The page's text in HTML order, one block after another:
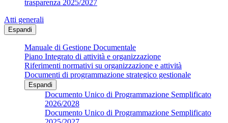
trasparenza 2025/2027
Atti generali
Espandi
Manuale di Gestione Documentale
Piano Integrato di attività e organizzazione
Riferimenti normativi su organizzazione e attività
Documenti di programmazione strategico gestionale
Espandi
Documento Unico di Programmazione Semplificato
2026/2028
Documento Unico di Programmazione Semplificato